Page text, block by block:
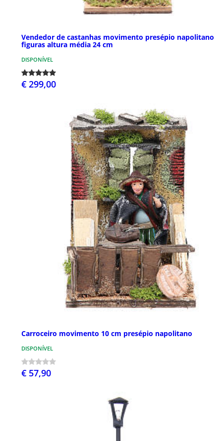
Vendedor de castanhas movimento presépio napolitano
figuras altura média 24 cm
DISPONÍVEL
€ 299,00
Carroceiro movimento 10 cm presépio napolitano
DISPONÍVEL
€ 57,90